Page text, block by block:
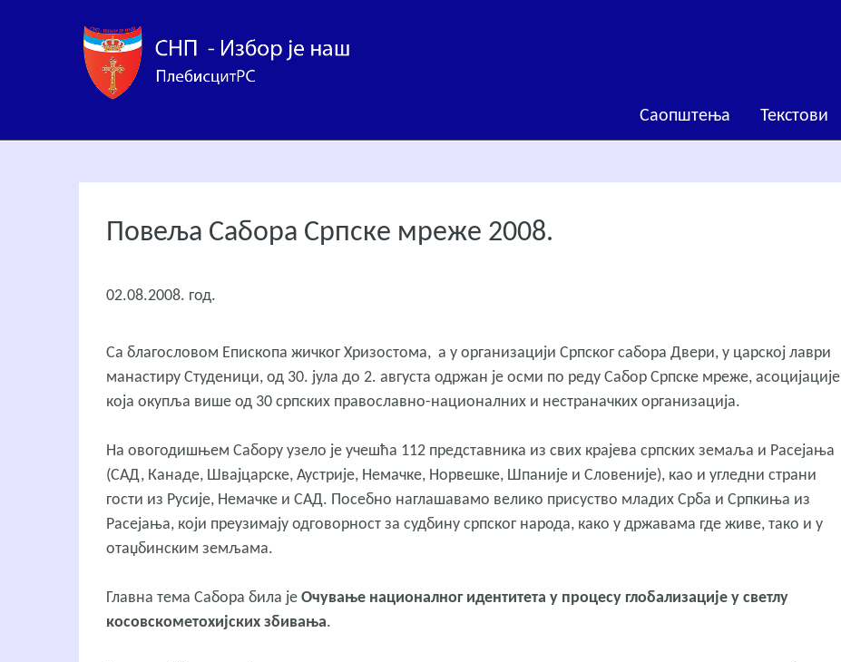
Саопштења Текстови
Повеља Сабора Српске мреже 2008.
02.08.2008. год.
Са благословом Епископа жичког Хризостома, а у организацији Српског сабора Двери, у царској лаври
манастиру Студеници, од 30. јула до 2. августа одржан је осми по реду Сабор Српске мреже, асоцијације
која окупља више од 30 српских православно-националних и нестраначких организација.
На овогодишњем Сабору узело је учешћа 112 представника из свих крајева српских земаља и Расејања
(САД, Канаде, Швајцарске, Аустрије, Немачке, Норвешке, Шпаније и Словеније), као и угледни страни
гости из Русије, Немачке и САД. Посебно наглашавамо велико присуство младих Срба и Српкиња из
Расејања, који преузимају одговорност за судбину српског народа, како у државама где живе, тако и у
отаџбинским земљама.
Главна тема Сабора била је Очување националног идентитета у процесу глобализације у светлу
косовскометохијских збивања.